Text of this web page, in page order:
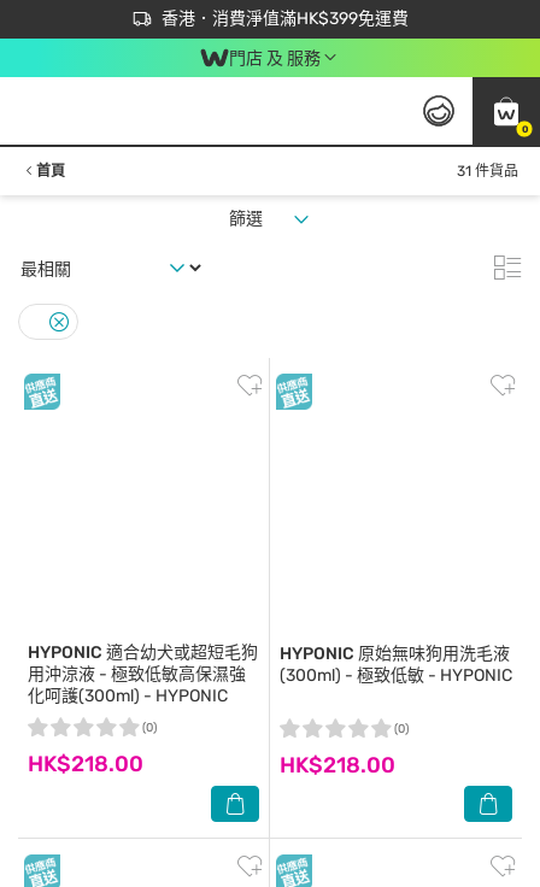
香港．消費淨值滿HK$399免運費
立即成為易賞錢會員盡享獨家優惠
首次APP下單買滿$450 輸入 NEWAPP 即減$50
門店 及 服務
0
首頁 31 件貨品
篩選
HYPONIC 適合幼犬或超短毛狗
用沖涼液 - 極致低敏高保濕強
化呵護(300ml) - HYPONIC
HK$218.00
(0)
HYPONIC 原始無味狗用洗毛液
(300ml) - 極致低敏 - HYPONIC
HK$218.00
(0)